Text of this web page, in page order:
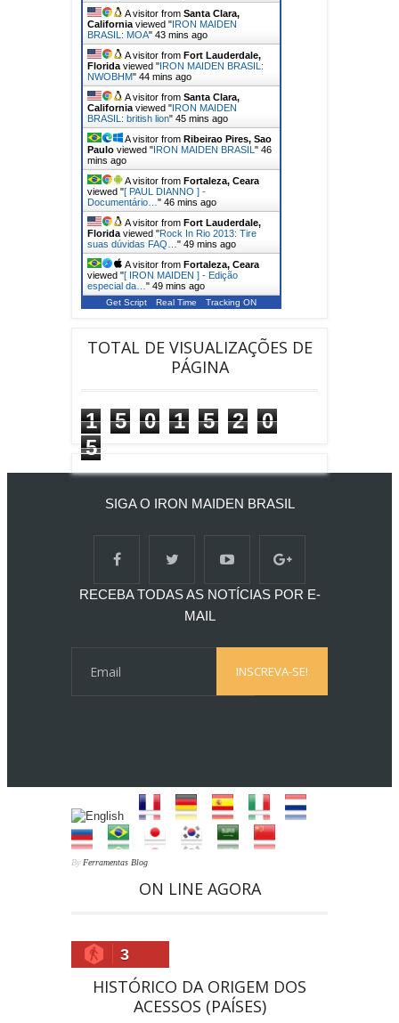
A visitor from Santa Clara,
California viewed "IRON MAIDEN
BRASIL: MOA" 43 mins ago
A visitor from Fort Lauderdale,
Florida viewed "IRON MAIDEN BRASIL:
NWOBHM" 44 mins ago
A visitor from Santa Clara,
California viewed "IRON MAIDEN
BRASIL: british lion" 45 mins ago
A visitor from Ribeirao Pires, Sao
Paulo viewed "IRON MAIDEN BRASIL " 46
mins ago
A visitor from Fortaleza, Ceara
viewed "[ PAUL DIANNO ] -
Documentário… " 47 mins ago
A visitor from Fort Lauderdale,
Florida viewed "Rock In Rio 2013: Tire
suas dúvidas FAQ… " 49 mins ago
A visitor from Fortaleza, Ceara
viewed "[ IRON MAIDEN ] - Edição
especial da… " 49 mins ago
Get Script Real Time Tracking ON
TOTAL DE VISUALIZAÇÕES DE
PÁGINA
1 5 0 1 5 2
0
5
SIGA O IRON MAIDEN BRASIL
RECEBA TODAS AS NOTÍCIAS POR E-
MAIL
By Ferramentas Blog
ON LINE AGORA
3
HISTÓRICO DA ORIGEM DOS
ACESSOS (PAÍSES)